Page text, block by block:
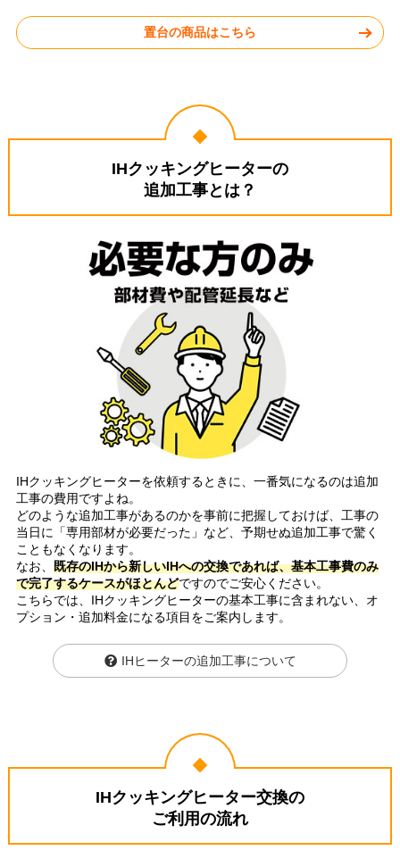
置台の商品はこちら
IHクッキングヒーターの
追加工事とは？
IHクッキングヒーターを依頼するときに、一番気になるのは追加
工事の費用ですよね。
どのような追加工事があるのかを事前に把握しておけば、工事の
当日に「専用部材が必要だった」など、予期せぬ追加工事で驚く
こともなくなります。
なお、 既存のIHから新しいIHへの交換であれば、基本工事費のみ
で完了するケースがほとんどですのでご安心ください。
こちらでは、IHクッキングヒーターの基本工事に含まれない、オ
プション・追加料金になる項目をご案内します。
IHヒーターの追加工事について
IHクッキングヒーター交換の
ご利用の流れ